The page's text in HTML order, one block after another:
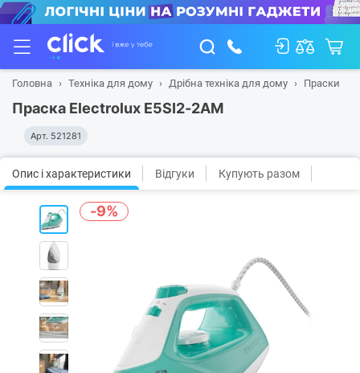
Головна Техніка для дому Дрібна техніка для дому Праски
Праска Electrolux E5SI2-2AM
Арт. 521281
Опис і характеристики Відгуки Купують разом
-9%